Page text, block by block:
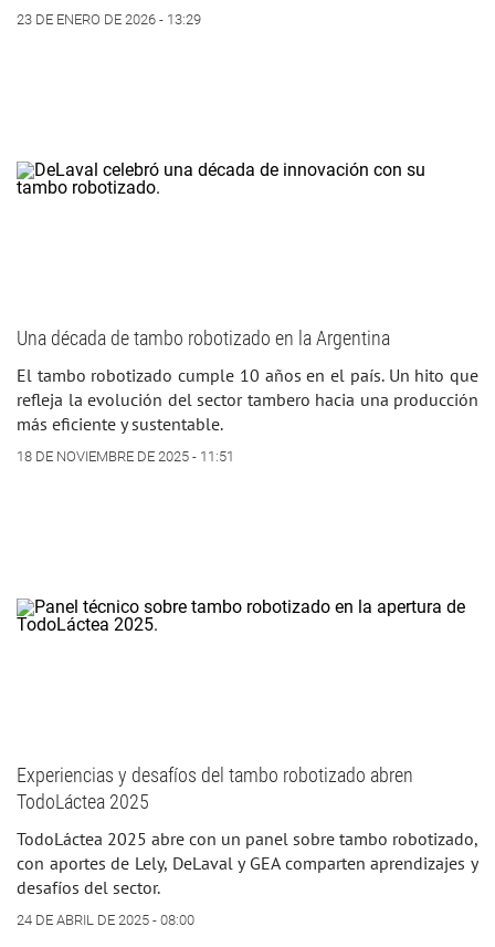
23 DE ENERO DE 2026 - 13:29
Una década de tambo robotizado en la Argentina
El tambo robotizado cumple 10 años en el país. Un hito que
refleja la evolución del sector tambero hacia una producción
más eficiente y sustentable.
18 DE NOVIEMBRE DE 2025 - 11:51
Experiencias y desafíos del tambo robotizado abren
TodoLáctea 2025
TodoLáctea 2025 abre con un panel sobre tambo robotizado,
con aportes de Lely, DeLaval y GEA comparten aprendizajes y
desafíos del sector.
24 DE ABRIL DE 2025 - 08:00